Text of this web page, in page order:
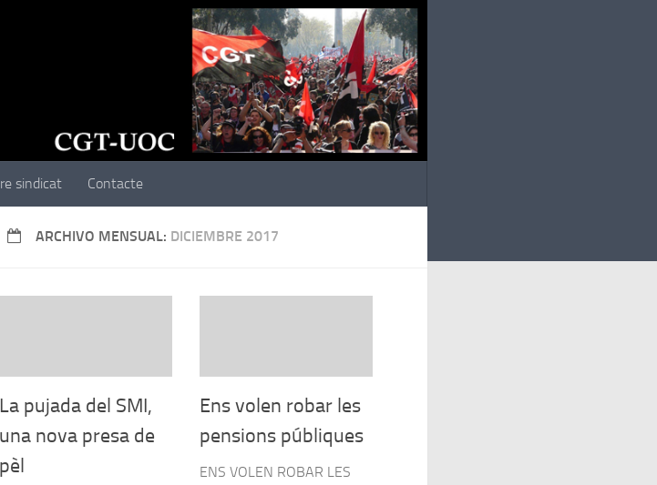
sindicat Contacte
ARCHIVO MENSUAL: DICIEMBRE 2017
La pujada del SMI,
una nova presa de
pèl
Ens volen robar les
pensions públiques
ENS VOLEN ROBAR LES